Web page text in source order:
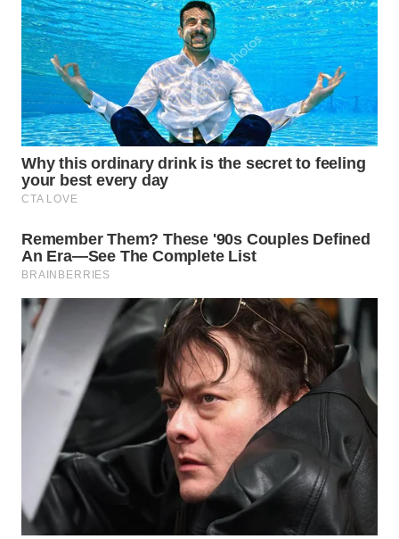
DAIRI
WN
DANAU
TOBA
WN
NIAS
WN
WN
SELATAN
TANJUNG
LESUNG
WN
KARO
WN
SIMALUNGUN